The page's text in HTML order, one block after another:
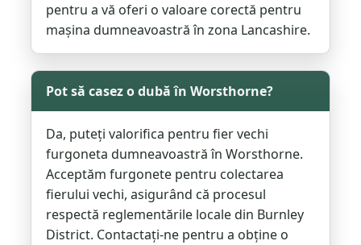
pentru a vă oferi o valoare corectă pentru
mașina dumneavoastră în zona Lancashire.
Pot să casez o dubă în Worsthorne?
Da, puteți valorifica pentru fier vechi
furgoneta dumneavoastră în Worsthorne.
Acceptăm furgonete pentru colectarea
fierului vechi, asigurând că procesul
respectă reglementările locale din Burnley
District. Contactați-ne pentru a obține o